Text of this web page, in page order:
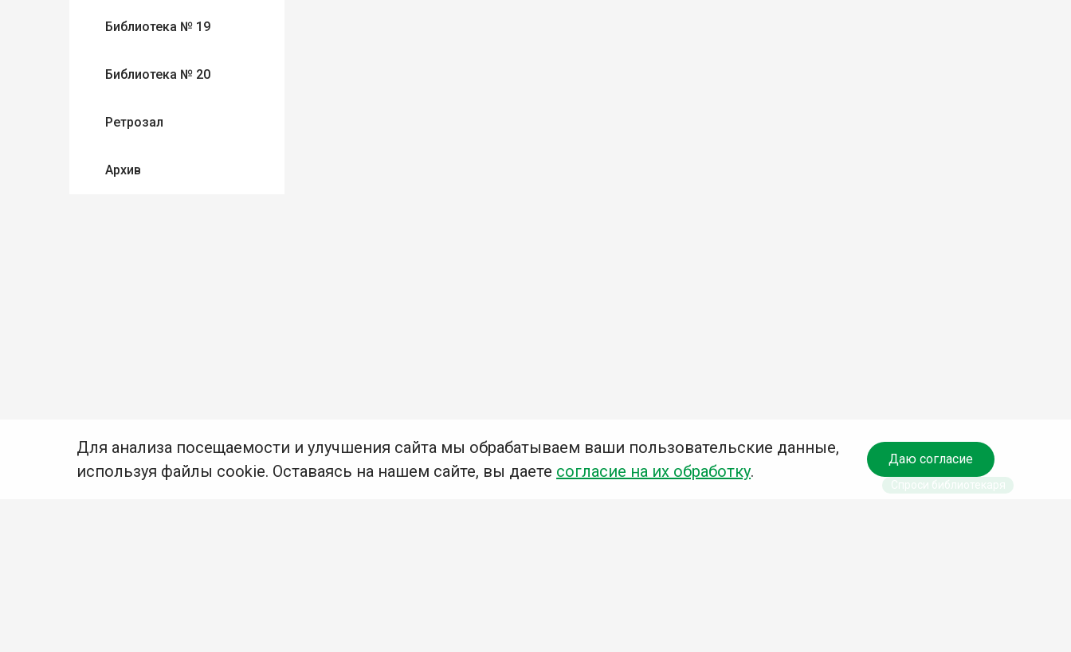
Библиотека № 19
Библиотека № 20
Ретрозал
Архив
Для анализа посещаемости и улучшения сайта мы обрабатываем ваши пользовательские данные,
используя файлы cookie. Оставаясь на нашем сайте, вы даете согласие на их обработку.
Даю согласие
Спроси библиотекаря